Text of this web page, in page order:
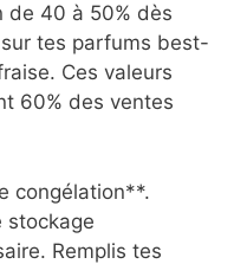
de 40 à 50% dès
tes parfums best-
Ces valeurs
60% des ventes
congélation**.
stockage
Remplis tes